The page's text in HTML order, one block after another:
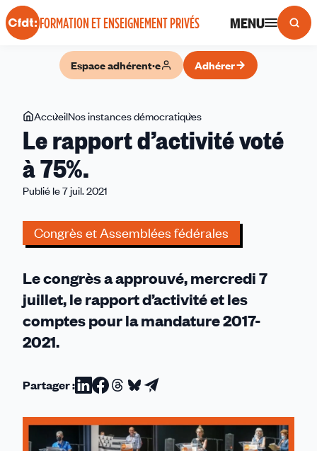
Panneau de gestion des cookies
FORMATION ET ENSEIGNEMENT PRIVÉS MENU
Espace adhérent·e Adhérer
Vous
êtes
ici
AccueilNos instances démocratiques
rapport
Le rapport d’activité voté
à 75%.
Publié le 7 juil. 2021
Congrès et Assemblées fédérales
Le congrès a approuvé, mercredi 7
juillet, le rapport d’activité et les
comptes pour la mandature 2017-
2021.
Partager :Partager
sur
Linkedin
Partager
sur
Facebook
Partager
sur
Threads
Partager
sur
Bluesky
Partager
par
email